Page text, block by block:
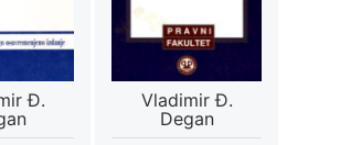
Đ.
Vladimir Đ.
Degan